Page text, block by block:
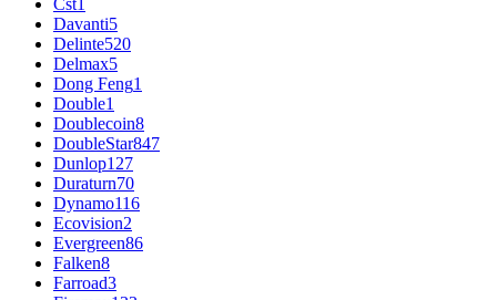
Cst1
Davanti5
Delinte520
Delmax5
Dong Feng1
Double1
Doublecoin8
DoubleStar847
Dunlop127
Duraturn70
Dynamo116
Ecovision2
Evergreen86
Falken8
Farroad3